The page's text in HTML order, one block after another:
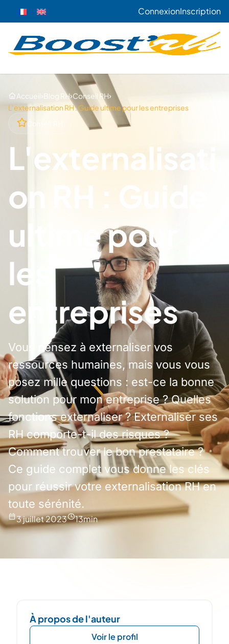
ConnexionInscription
Accueil›Blog RH›Conseil RH›
L’externalisation RH : Guide ultime pour les entreprises
Conseil RH
L'externalisati
on RH : Guide
ultime pour
les
entreprises
Vous pensez à externaliser vos
ressources humaines, mais vous vous
posez mille questions : est-ce la bonne
solution pour mon entreprise ? Quelles
fonctions externaliser ? Externaliser ses
RH comporte-t-il des risques ?
Comment trouver le bon prestataire ?
Ce guide complet vous donne les clés
pour réussir votre externalisation RH en
toute sérénité.
3 juillet 2023 13min
À propos de l'auteur
Voir le profil